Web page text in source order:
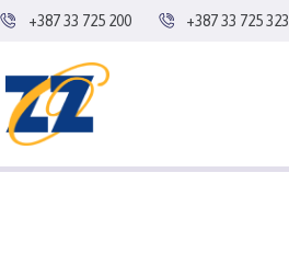
+387 33 725 200 +387 33 725 323